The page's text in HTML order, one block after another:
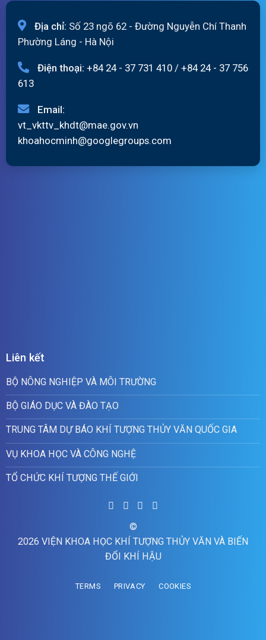
Địa chỉ: Số 23 ngõ 62 - Đường Nguyễn Chí Thanh
Phường Láng - Hà Nội
Điện thoại: +84 24 - 37 731 410 / +84 24 - 37 756
613
Email:
vt_vkttv_khdt@mae.gov.vn
khoahocminh@googlegroups.com
Liên kết
BỘ NÔNG NGHIỆP VÀ MÔI TRƯỜNG
BỘ GIÁO DỤC VÀ ĐÀO TẠO
TRUNG TÂM DỰ BÁO KHÍ TƯỢNG THỦY VĂN QUỐC GIA
VỤ KHOA HỌC VÀ CÔNG NGHỆ
TỔ CHỨC KHÍ TƯỢNG THẾ GIỚI
©
2026 VIỆN KHOA HỌC KHÍ TƯỢNG THỦY VĂN VÀ BIẾN
ĐỔI KHÍ HẬU
TERMS PRIVACY COOKIES